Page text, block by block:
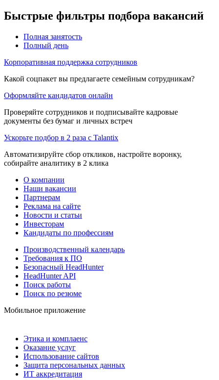
Быстрые фильтры подбора вакансий
Полная занятость
Полный день
Корпоративная поддержка сотрудников
Какой соцпакет вы предлагаете семейным сотрудникам?
Оформляйте кандидатов онлайн
Проверяйте сотрудников и подписывайте кадровые
документы без бумаг и личных встреч
Ускорьте подбор в 2 раза с Talantix
Автоматизируйте сбор откликов, настройте воронку,
собирайте аналитику в 2 клика
О компании
Наши вакансии
Партнерам
Реклама на сайте
Новости и статьи
Инвесторам
Кандидаты по профессиям
Производственный календарь
Требования к ПО
Безопасный HeadHunter
HeadHunter API
Поиск работы
Поиск по резюме
Мобильное приложение
Этика и комплаенс
Оказание услуг
Использование сайтов
Защита персональных данных
ИТ аккредитация